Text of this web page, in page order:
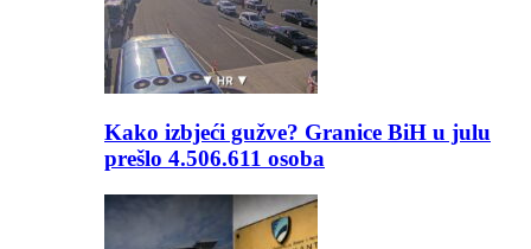
Kako izbjeći gužve? Granice BiH u julu
prešlo 4.506.611 osoba